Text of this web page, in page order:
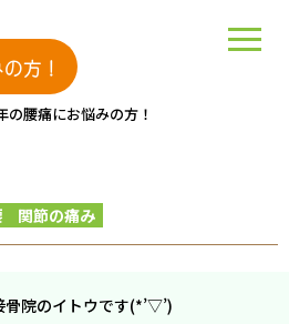
方！
の腰痛にお悩みの方！
関節の痛み
院のイトウです(*’▽’)